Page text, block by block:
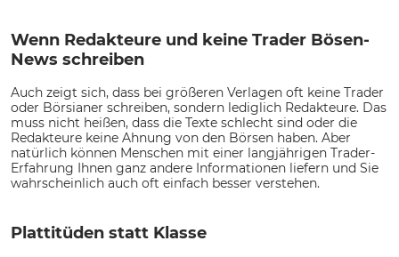
Wenn Redakteure und keine Trader Bösen-
News schreiben
Auch zeigt sich, dass bei größeren Verlagen oft keine Trader
oder Börsianer schreiben, sondern lediglich Redakteure. Das
muss nicht heißen, dass die Texte schlecht sind oder die
Redakteure keine Ahnung von den Börsen haben. Aber
natürlich können Menschen mit einer langjährigen Trader-
Erfahrung Ihnen ganz andere Informationen liefern und Sie
wahrscheinlich auch oft einfach besser verstehen.
Plattitüden statt Klasse